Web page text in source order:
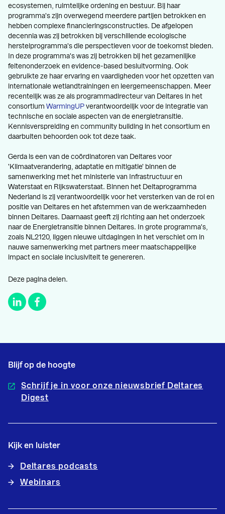
ecosystemen, ruimtelijke ordening en bestuur. Bij haar
programma's zijn overwegend meerdere partijen betrokken en
hebben complexe financieringsconstructies. De afgelopen
decennia was zij betrokken bij verschillende ecologische
herstelprogramma's die perspectieven voor de toekomst bieden.
In deze programma's was zij betrokken bij het gezamenlijke
feitenonderzoek en evidence-based besluitvorming. Ook
gebruikte ze haar ervaring en vaardigheden voor het opzetten van
internationale wetlandtrainingen en leergemeenschappen. Meer
recentelijk was ze als programmadirecteur van Deltares in het
consortium WarmingUP verantwoordelijk voor de integratie van
technische en sociale aspecten van de energietransitie.
Kennisverspreiding en community building in het consortium en
daarbuiten behoorden ook tot deze taak.
Gerda is een van de coördinatoren van Deltares voor
'Klimaatverandering, adaptatie en mitigatie' binnen de
samenwerking met het ministerie van Infrastructuur en
Waterstaat en Rijkswaterstaat. Binnen het Deltaprogramma
Nederland is zij verantwoordelijk voor het versterken van de rol en
positie van Deltares en het afstemmen van de werkzaamheden
binnen Deltares. Daarnaast geeft zij richting aan het onderzoek
naar de Energietransitie binnen Deltares. In grote programma's,
zoals NL2120, liggen nieuwe uitdagingen in het verschiet om in
nauwe samenwerking met partners meer maatschappelijke
impact en sociale inclusiviteit te genereren.
Deze pagina delen.
Blijf op de hoogte
Schrijf je in voor onze nieuwsbrief Deltares
Digest
Kijk en luister
Deltares podcasts
Webinars